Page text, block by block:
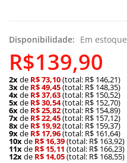
Disponibilidade: Em estoque
R$139,90
2xde R$ 73,10(total: R$ 146,21)
3xde R$ 49,45(total: R$ 148,35)
4xde R$ 37,63(total: R$ 150,52)
5xde R$ 30,54(total: R$ 152,70)
6xde R$ 25,82(total: R$ 154,89)
7xde R$ 22,45(total: R$ 157,12)
8xde R$ 19,92(total: R$ 159,37)
9xde R$ 17,96(total: R$ 161,64)
10xde R$ 16,39(total: R$ 163,92)
11xde R$ 15,11 (total: R$ 166,23)
12xde R$ 14,05(total: R$ 168,55)